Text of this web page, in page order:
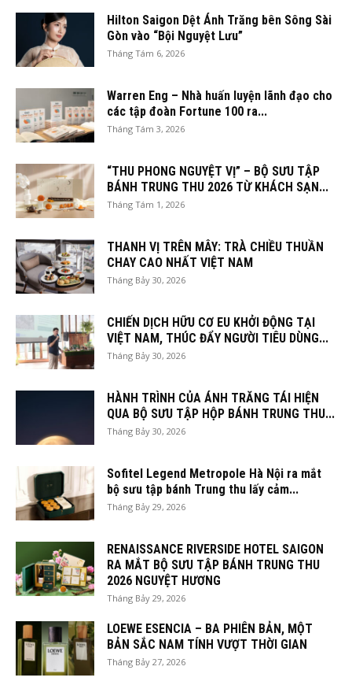
Hilton Saigon Dệt Ánh Trăng bên Sông Sài
Gòn vào “Bội Nguyệt Lưu”
Tháng Tám 6, 2026
Warren Eng – Nhà huấn luyện lãnh đạo cho
các tập đoàn Fortune 100 ra...
Tháng Tám 3, 2026
“THU PHONG NGUYỆT VỊ” – BỘ SƯU TẬP
BÁNH TRUNG THU 2026 TỪ KHÁCH SẠN...
Tháng Tám 1, 2026
THANH VỊ TRÊN MÂY: TRÀ CHIỀU THUẦN
CHAY CAO NHẤT VIỆT NAM
Tháng Bảy 30, 2026
CHIẾN DỊCH HỮU CƠ EU KHỞI ĐỘNG TẠI
VIỆT NAM, THÚC ĐẨY NGƯỜI TIÊU DÙNG...
Tháng Bảy 30, 2026
HÀNH TRÌNH CỦA ÁNH TRĂNG TÁI HIỆN
QUA BỘ SƯU TẬP HỘP BÁNH TRUNG THU...
Tháng Bảy 30, 2026
Sofitel Legend Metropole Hà Nội ra mắt
bộ sưu tập bánh Trung thu lấy cảm...
Tháng Bảy 29, 2026
RENAISSANCE RIVERSIDE HOTEL SAIGON
RA MẮT BỘ SƯU TẬP BÁNH TRUNG THU
2026 NGUYỆT HƯƠNG
Tháng Bảy 29, 2026
LOEWE ESENCIA – BA PHIÊN BẢN, MỘT
BẢN SẮC NAM TÍNH VƯỢT THỜI GIAN
Tháng Bảy 27, 2026